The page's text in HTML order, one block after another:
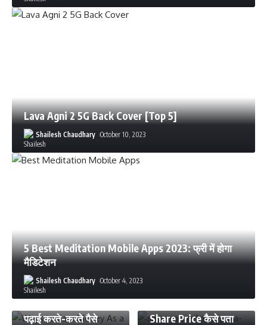
Lava Agni 2 5G Back Cover [Top 5]
Shailesh Chaudhary October 10, 2023
5 Best Meditation Mobile Apps 2023: फ्री में होगा
मैडिटेशन
Shailesh Chaudhary October 4, 2023
MAKEMONEY
पढ़ाई करते-करते पैसे
TECHNOLOGY
Share Price कैसे पता